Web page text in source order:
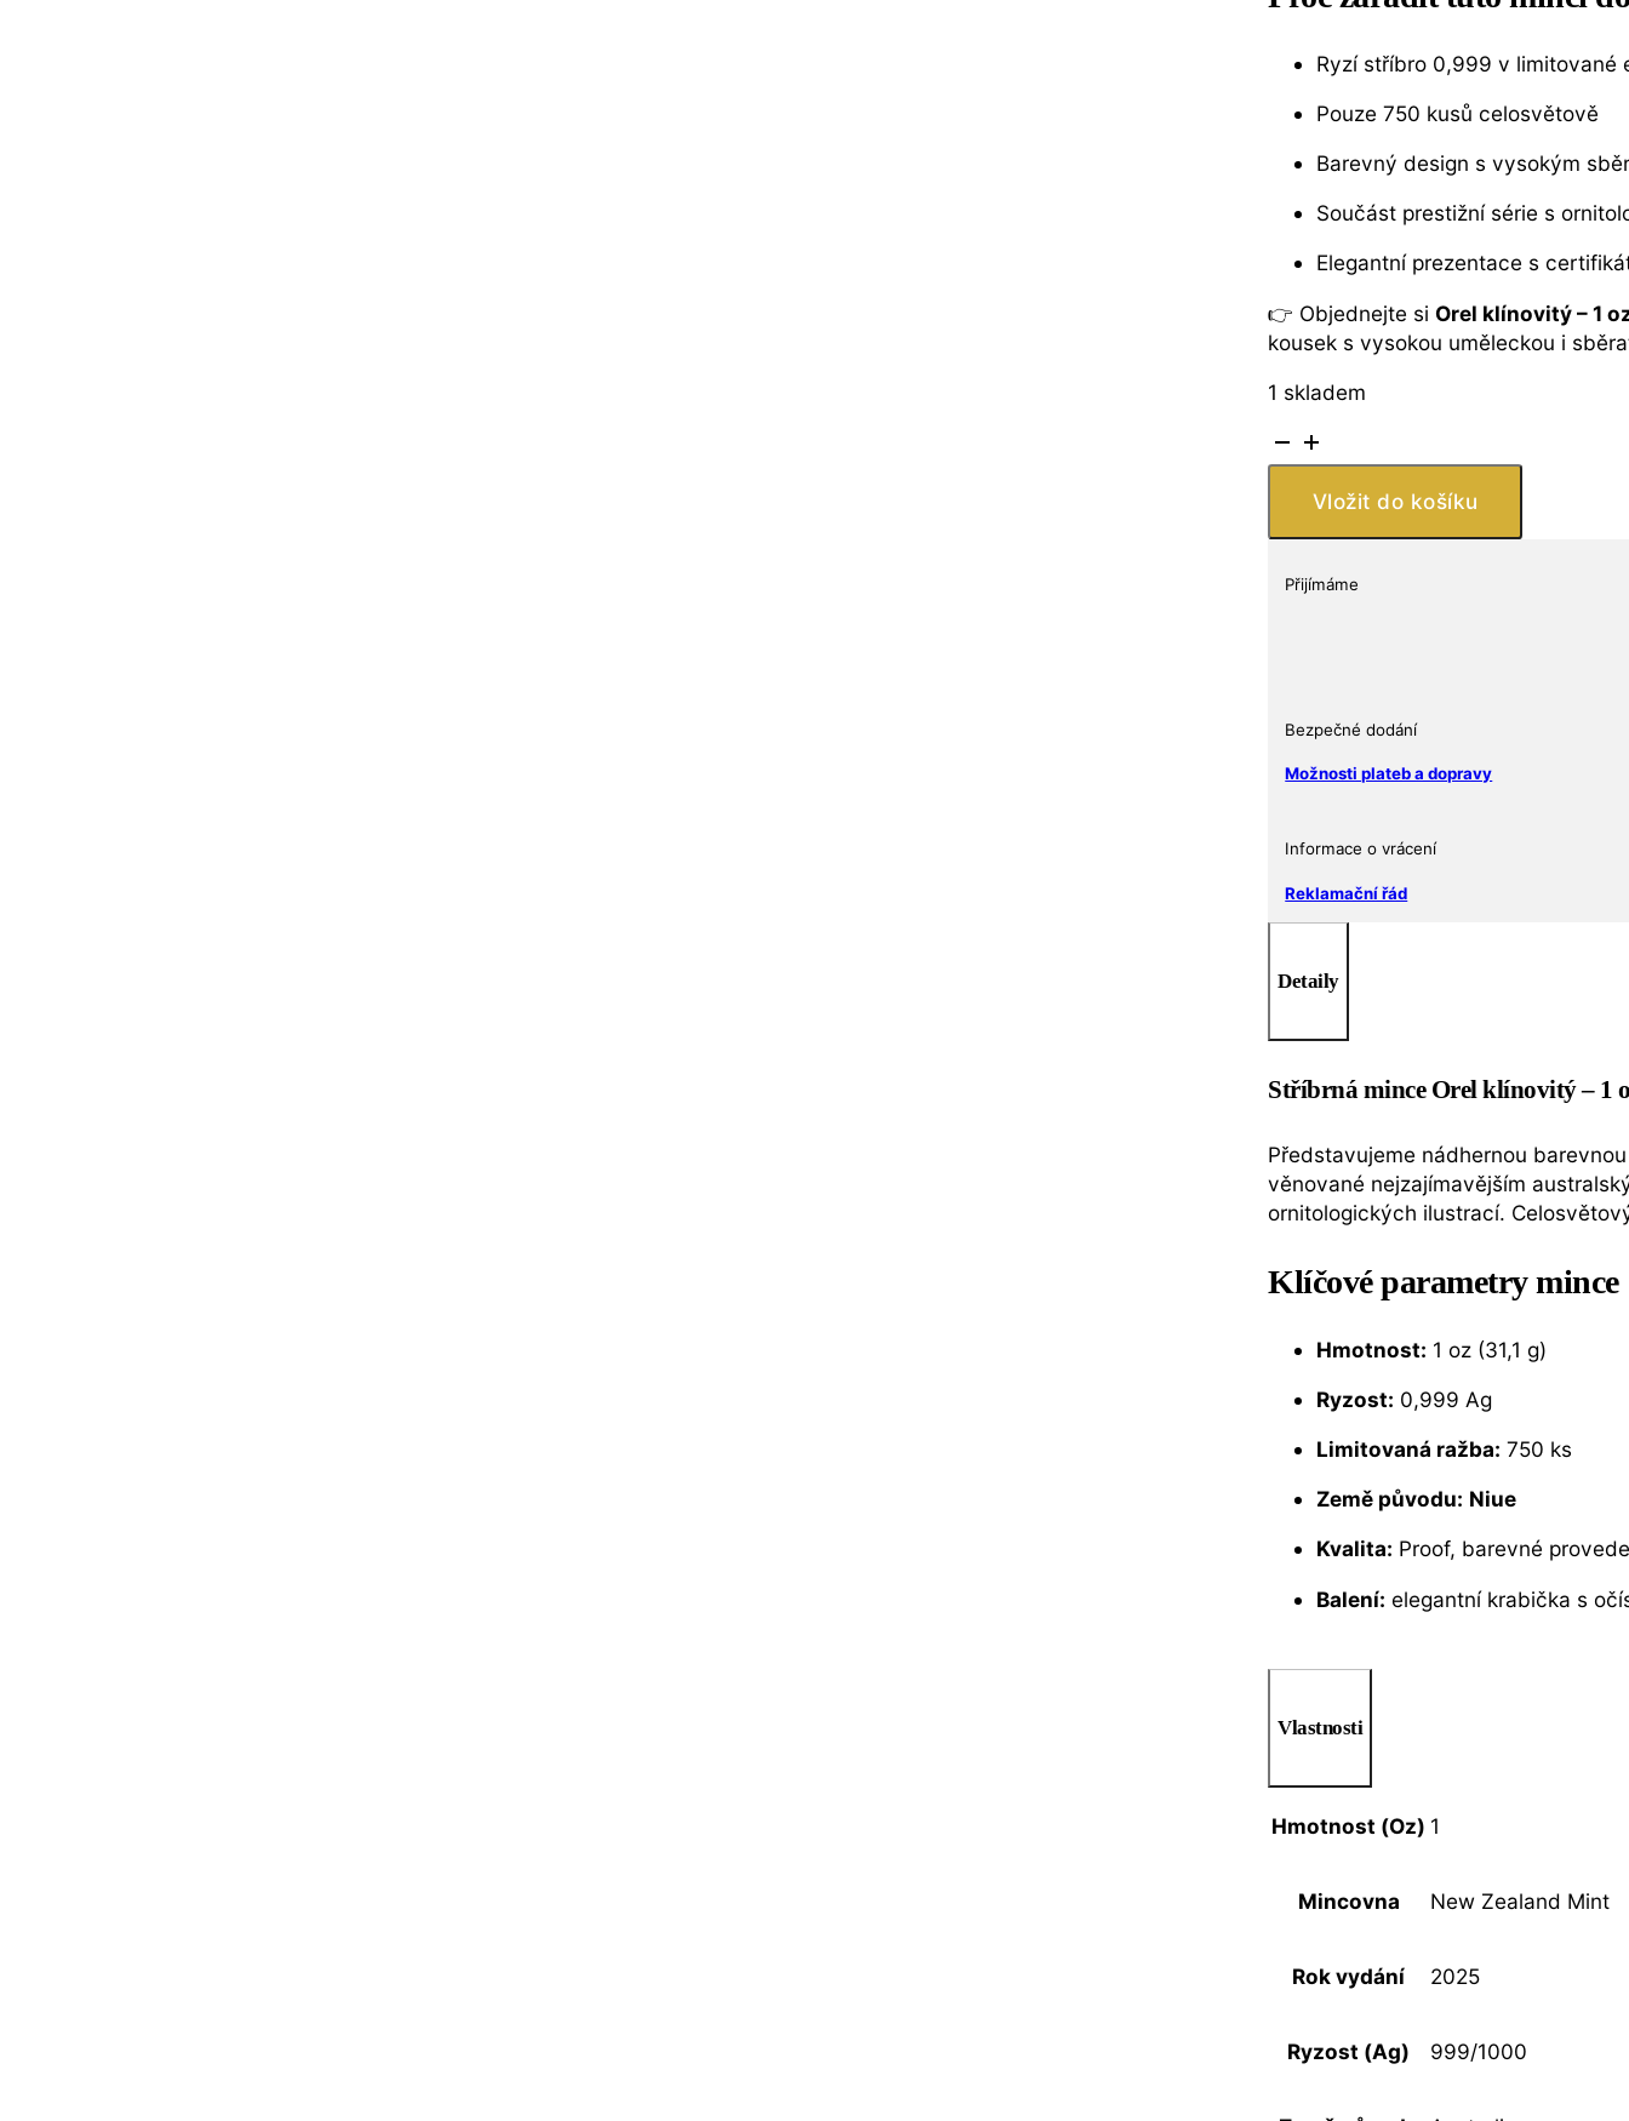
Ryzí stříbro 0,999 v limitované
Pouze 750 kusů celosvětově
Barevný design s vysokým
Součást prestižní série s
Elegantní prezentace s
👉 Objednejte si Orel klínovitý – 1
kousek s vysokou uměleckou i
1 skladem
Stříbrná
mince
edice
množství
Vložit do košíku
Přijímáme
Bezpečné dodání
Možnosti plateb a dopravy
Informace o vrácení
Reklamační řád
Detaily
Stříbrná mince Orel klínovitý – 1
Představujeme nádhernou
věnované nejzajímavějším
ornitologických ilustrací.
Klíčové parametry mince
Hmotnost: 1 oz (31,1 g)
Ryzost: 0,999 Ag
Limitovaná ražba: 750 ks
Země původu: Niue
Kvalita: Proof, barevné
Balení: elegantní krabička s
Vlastnosti
Hmotnost (Oz) 1
Mincovna New Zealand Mint
Rok vydání 2025
Ryzost (Ag) 999/1000